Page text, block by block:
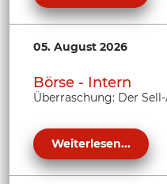
05. August 2026
Börse - Intern
Überraschung: Der
Weiterlesen...